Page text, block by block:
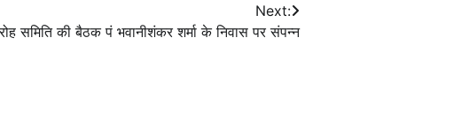
Next:
समिति की बैठक पं भवानीशंकर शर्मा के निवास पर संपन्न